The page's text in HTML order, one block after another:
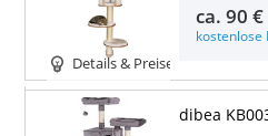
Details & Preise
ca.90 €
kostenlose
dibea